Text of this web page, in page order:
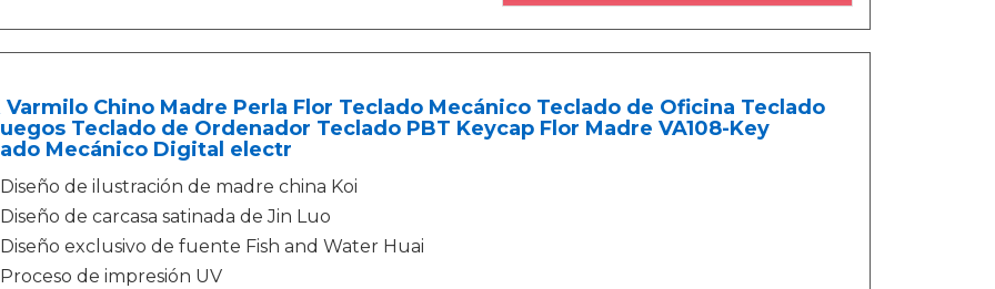
Varmilo Chino Madre Perla Flor Teclado Mecánico Teclado de Oficina Teclado
Teclado de Ordenador Teclado PBT Keycap Flor Madre VA108-Key
Mecánico Digital electr
Diseño de ilustración de madre china Koi
Diseño de carcasa satinada de Jin Luo
Diseño exclusivo de fuente Fish and Water Huai
Proceso de impresión UV